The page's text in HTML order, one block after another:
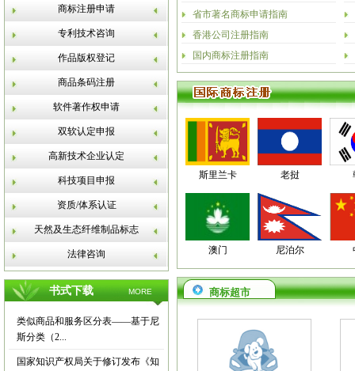
商标注册申请
专利技术咨询
作品版权登记
商品条码注册
软件著作权申请
双软认定申报
高新技术企业认定
科技项目申报
资质/体系认证
天然及生态纤维制品标志
法律咨询
书式下载 MORE
类似商品和服务区分表——基于尼
斯分类（2...
国家知识产权局关于修订发布《知
省市著名商标申请指南
香港公司注册指南
国内商标注册指南
斯里兰卡 老挝
澳门 尼泊尔
商标超市